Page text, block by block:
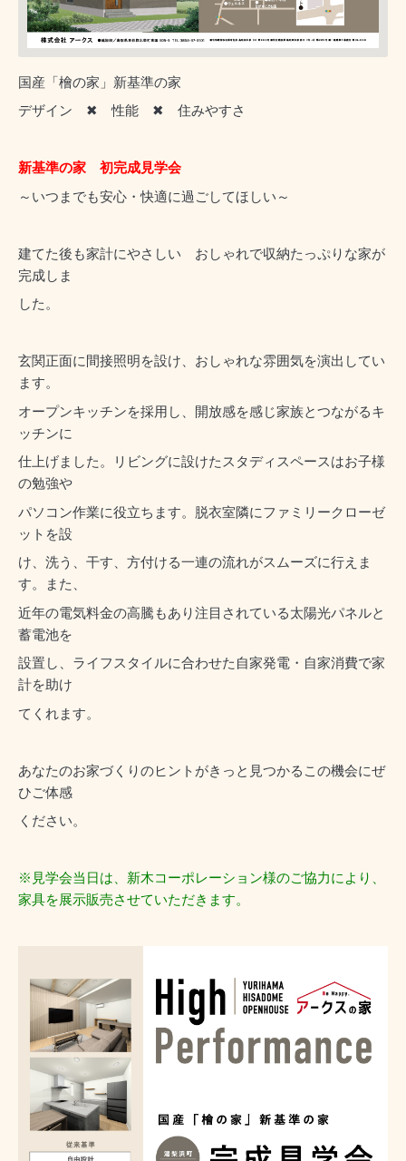
国産「檜の家」新基準の家
デザイン ✖ 性能 ✖ 住みやすさ
新基準の家 初完成見学会
～いつまでも安心・快適に過ごしてほしい～
建てた後も家計にやさしい おしゃれで収納たっぷりな家が
完成しま
した。
玄関正面に間接照明を設け、おしゃれな雰囲気を演出してい
ます。
オープンキッチンを採用し、開放感を感じ家族とつながるキ
ッチンに
仕上げました。リビングに設けたスタディスペースはお子様
の勉強や
パソコン作業に役立ちます。脱衣室隣にファミリークローゼ
ットを設
け、洗う、干す、方付ける一連の流れがスムーズに行えま
す。また、
近年の電気料金の高騰もあり注目されている太陽光パネルと
蓄電池を
設置し、ライフスタイルに合わせた自家発電・自家消費で家
計を助け
てくれます。
あなたのお家づくりのヒントがきっと見つかるこの機会にぜ
ひご体感
ください。
※見学会当日は、新木コーポレーション様のご協力により、
家具を展示販売させていただきます。